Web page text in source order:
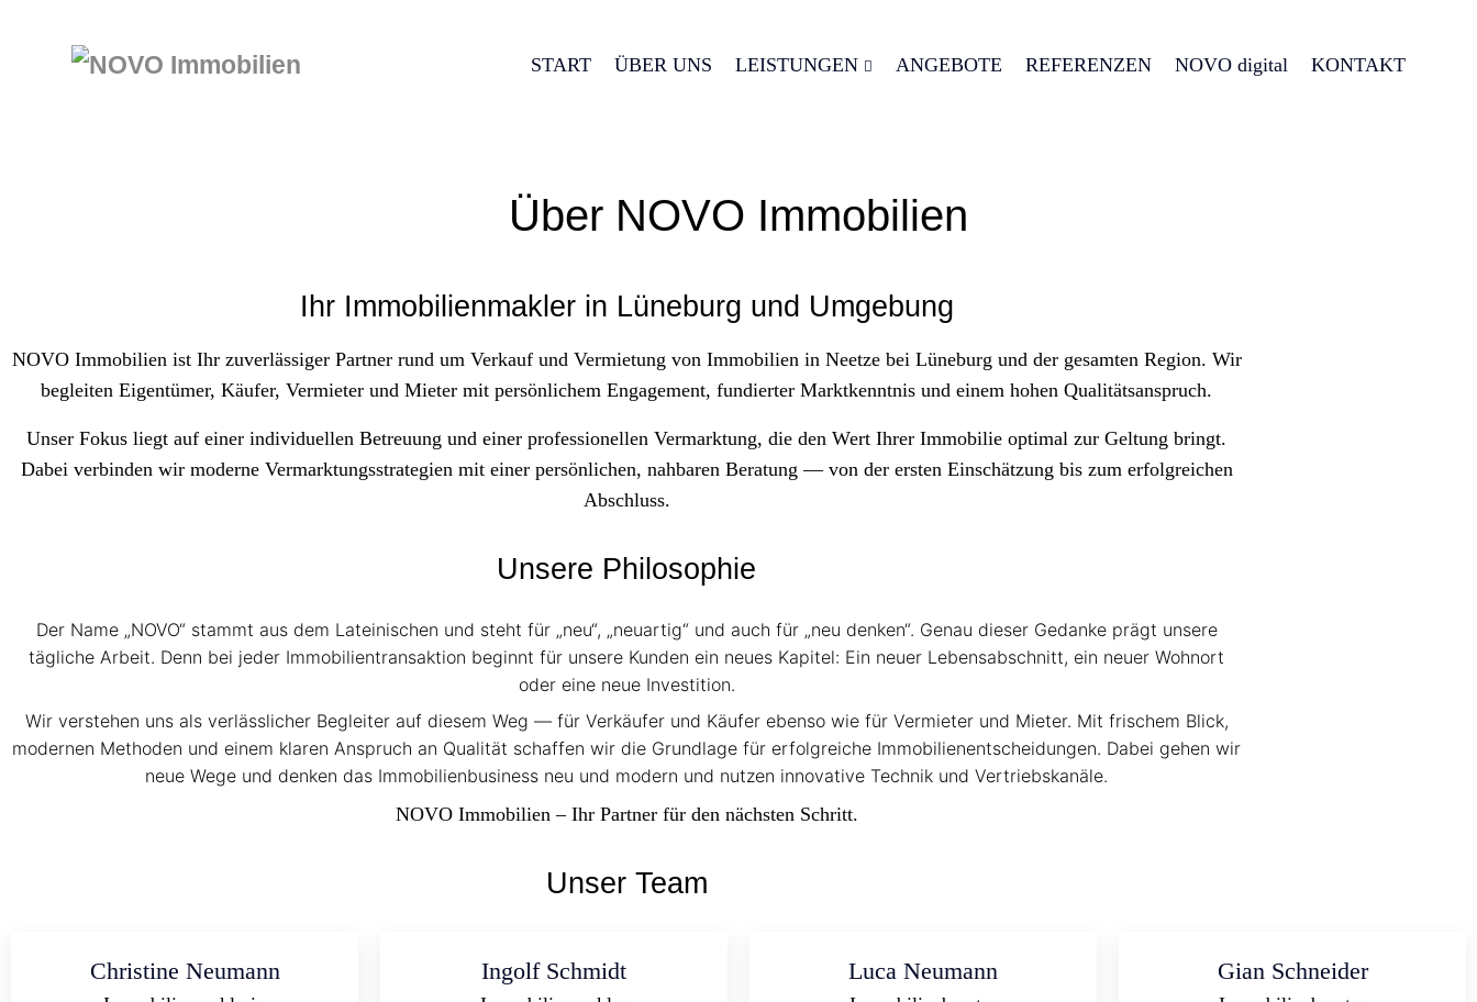
START ÜBER UNS LEISTUNGEN ANGEBOTE REFERENZEN NOVO digital KONTAKT
Über NOVO Immobilien
Ihr Immobilienmakler in Lüneburg und Umgebung
NOVO Immobilien ist Ihr zuverlässiger Partner rund um Verkauf und Vermietung von Immobilien in Neetze bei Lüneburg und der gesamten Region. Wir
begleiten Eigentümer, Käufer, Vermieter und Mieter mit persönlichem Engagement, fundierter Marktkenntnis und einem hohen Qualitätsanspruch.
Unser Fokus liegt auf einer individuellen Betreuung und einer professionellen Vermarktung, die den Wert Ihrer Immobilie optimal zur Geltung bringt.
Dabei verbinden wir moderne Vermarktungsstrategien mit einer persönlichen, nahbaren Beratung — von der ersten Einschätzung bis zum erfolgreichen
Abschluss.
Unsere Philosophie
Der Name „NOVO“ stammt aus dem Lateinischen und steht für „neu“, „neuartig“ und auch für „neu denken“. Genau dieser Gedanke prägt unsere
tägliche Arbeit. Denn bei jeder Immobilientransaktion beginnt für unsere Kunden ein neues Kapitel: Ein neuer Lebensabschnitt, ein neuer Wohnort
oder eine neue Investition.
Wir verstehen uns als verlässlicher Begleiter auf diesem Weg — für Verkäufer und Käufer ebenso wie für Vermieter und Mieter. Mit frischem Blick,
modernen Methoden und einem klaren Anspruch an Qualität schaffen wir die Grundlage für erfolgreiche Immobilienentscheidungen. Dabei gehen wir
neue Wege und denken das Immobilienbusiness neu und modern und nutzen innovative Technik und Vertriebskanäle.
NOVO Immobilien – Ihr Partner für den nächsten Schritt.
Unser Team
Christine Neumann Ingolf Schmidt Luca Neumann Gian Schneider